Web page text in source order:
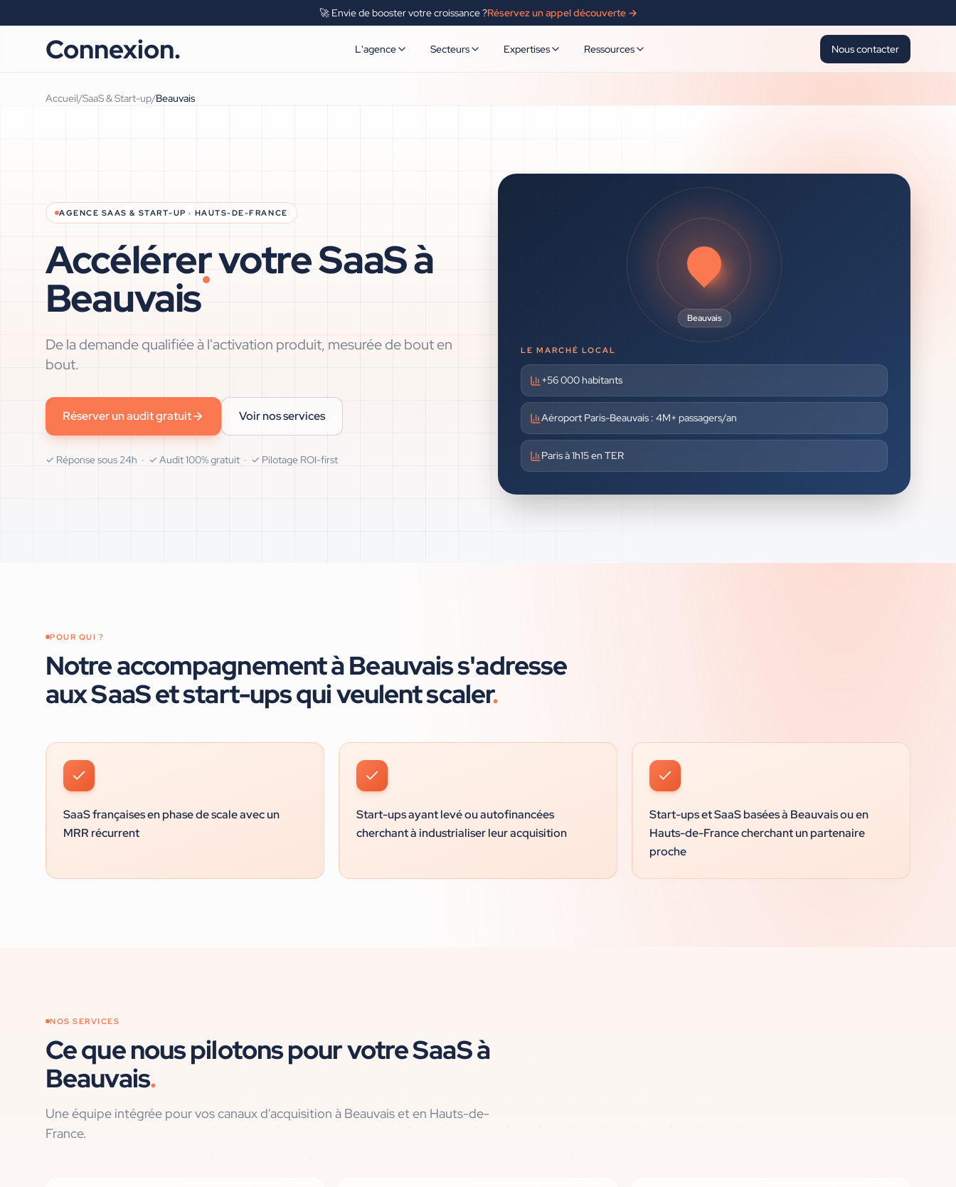
🚀 Envie de booster votre croissance ?Réservez un appel découverte →
Connexion. L'agence Secteurs Expertises Ressources Nous contacter
Accueil/SaaS & Start-up/Beauvais
AGENCE SAAS & START-UP · HAUTS-DE-FRANCE
Accélérer votre SaaS à
Beauvais
De la demande qualifiée à l'activation produit, mesurée de bout en
bout.
Réserver un audit gratuit Voir nos services
✓ Réponse sous 24h · ✓ Audit 100% gratuit · ✓ Pilotage ROI-first
Beauvais
LE MARCHÉ LOCAL
+56 000 habitants
Aéroport Paris-Beauvais : 4M+ passagers/an
Paris à 1h15 en TER
POUR QUI ?
Notre accompagnement àBeauvaiss'adresse
auxSaaS et start-upsqui veulent scaler.
SaaS françaises en phase de scale avec un
MRR récurrent
Start-ups ayant levé ou autofinancées
cherchant à industrialiser leur acquisition
Start-ups et SaaS basées à Beauvais ou en
Hauts-de-France cherchant un partenaire
proche
NOS SERVICES
Ce que nous pilotons pour votreSaaSà
Beauvais.
Une équipe intégrée pour vos canaux d'acquisition à Beauvais et en Hauts-de-
France.